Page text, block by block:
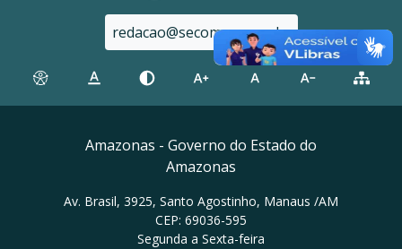
redacao@secom.am.gov.br
Amazonas - Governo do Estado do
Amazonas
Av. Brasil, 3925, Santo Agostinho, Manaus /AM
CEP: 69036-595
Segunda a Sexta-feira